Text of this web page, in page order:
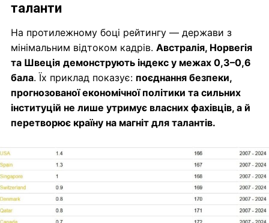
таланти
На протилежному боці рейтингу — держави з
мінімальним відтоком кадрів. Австралія, Норвегія
та Швеція демонструють індекс у межах 0,3–0,6
бала. Їх приклад показує: поєднання безпеки,
прогнозованої економічної політики та сильних
інституцій не лише утримує власних фахівців, а й
перетворює країну на магніт для талантів.